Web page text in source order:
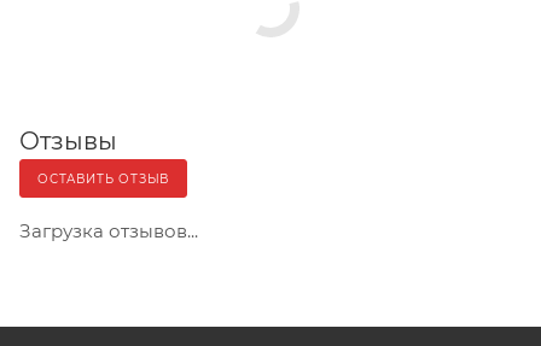
Отзывы
ОСТАВИТЬ ОТЗЫВ
Загрузка отзывов...